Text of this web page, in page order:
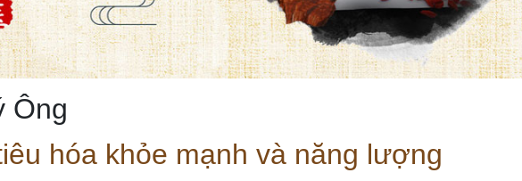
Ông
hóa khỏe mạnh và năng lượng